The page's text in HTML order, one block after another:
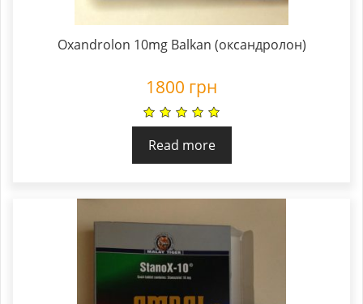
Oxandrolon 10mg Balkan (оксандролон)
1800 грн
Read more